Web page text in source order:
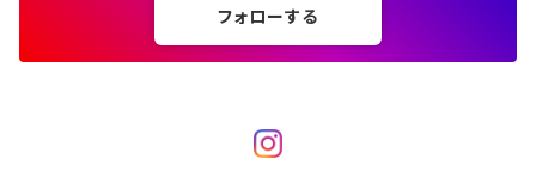
フォローする